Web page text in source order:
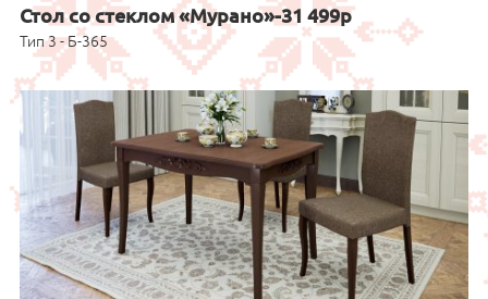
Стол со стеклом «Мурано»-31 499р
Тип 3 - Б-365